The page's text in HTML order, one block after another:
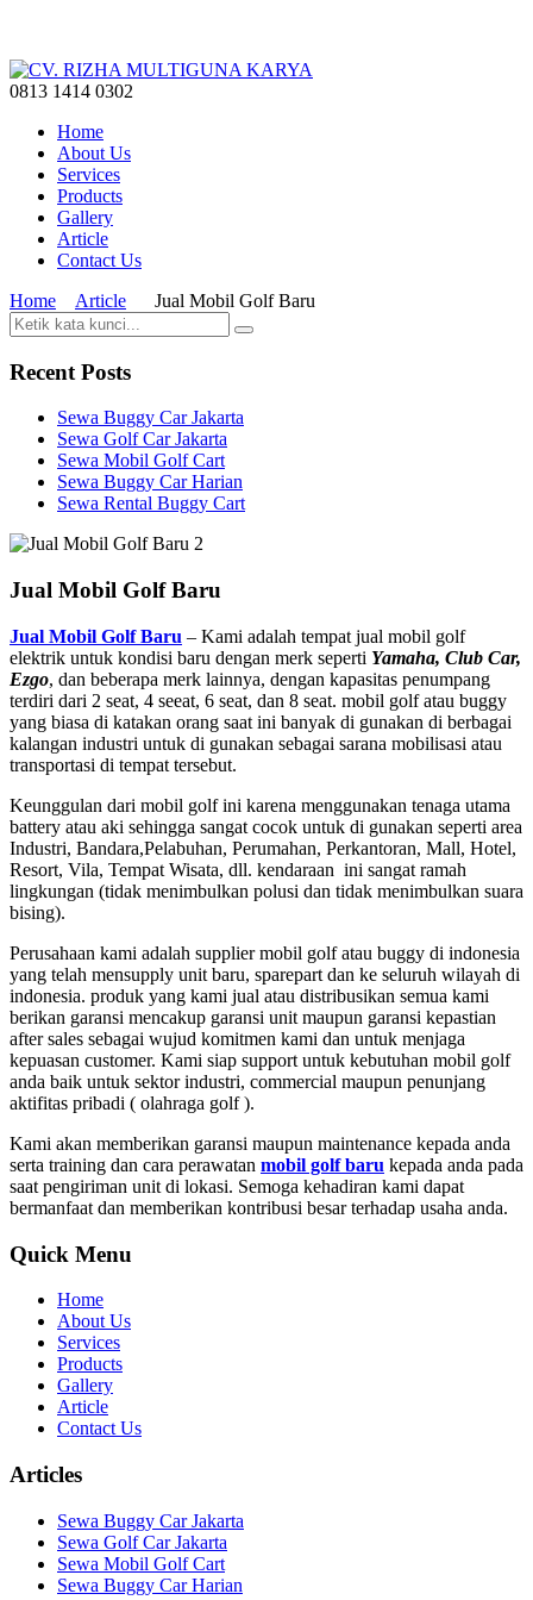
0813 1414 0302
Home
About Us
Services
Products
Gallery
Article
Contact Us
Home
Article Jual Mobil Golf Baru
Recent Posts
Sewa Buggy Car Jakarta
Sewa Golf Car Jakarta
Sewa Mobil Golf Cart
Sewa Buggy Car Harian
Sewa Rental Buggy Cart
Jual Mobil Golf Baru
Jual Mobil Golf Baru – Kami adalah tempat jual mobil golf
elektrik untuk kondisi baru dengan merk seperti Yamaha, Club Car,
Ezgo, dan beberapa merk lainnya, dengan kapasitas penumpang
terdiri dari 2 seat, 4 seeat, 6 seat, dan 8 seat. mobil golf atau buggy
yang biasa di katakan orang saat ini banyak di gunakan di berbagai
kalangan industri untuk di gunakan sebagai sarana mobilisasi atau
transportasi di tempat tersebut.
Keunggulan dari mobil golf ini karena menggunakan tenaga utama
battery atau aki sehingga sangat cocok untuk di gunakan seperti area
Industri, Bandara,Pelabuhan, Perumahan, Perkantoran, Mall, Hotel,
Resort, Vila, Tempat Wisata, dll. kendaraan ini sangat ramah
lingkungan (tidak menimbulkan polusi dan tidak menimbulkan suara
bising).
Perusahaan kami adalah supplier mobil golf atau buggy di indonesia
yang telah mensupply unit baru, sparepart dan ke seluruh wilayah di
indonesia. produk yang kami jual atau distribusikan semua kami
berikan garansi mencakup garansi unit maupun garansi kepastian
after sales sebagai wujud komitmen kami dan untuk menjaga
kepuasan customer. Kami siap support untuk kebutuhan mobil golf
anda baik untuk sektor industri, commercial maupun penunjang
aktifitas pribadi ( olahraga golf ).
Kami akan memberikan garansi maupun maintenance kepada anda
serta training dan cara perawatan mobil golf baru kepada anda pada
saat pengiriman unit di lokasi. Semoga kehadiran kami dapat
bermanfaat dan memberikan kontribusi besar terhadap usaha anda.
Quick Menu
Home
About Us
Services
Products
Gallery
Article
Contact Us
Articles
Sewa Buggy Car Jakarta
Sewa Golf Car Jakarta
Sewa Mobil Golf Cart
Sewa Buggy Car Harian